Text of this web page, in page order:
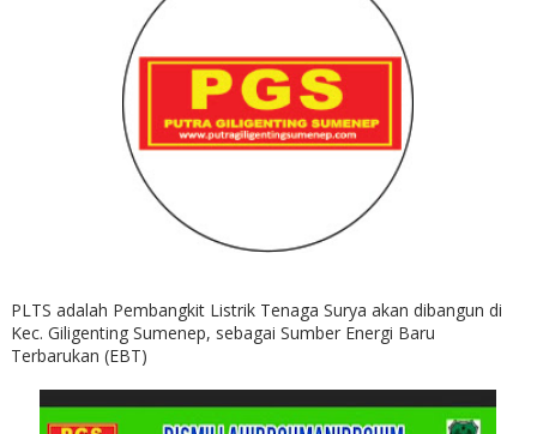
PLTS adalah Pembangkit Listrik Tenaga Surya akan dibangun di
Kec. Giligenting Sumenep, sebagai Sumber Energi Baru
Terbarukan (EBT)